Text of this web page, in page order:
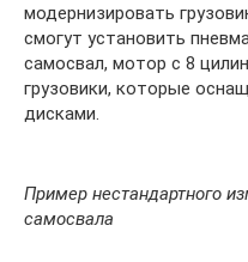
модернизировать
смогут установить
самосвал, мотор с 8
грузовики, которые
дисками.
Пример нестандартного
самосвала